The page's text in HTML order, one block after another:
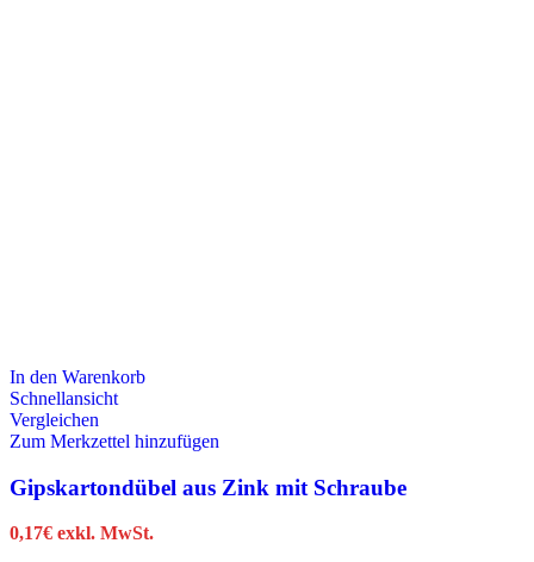
In den Warenkorb
Schnellansicht
Vergleichen
Zum Merkzettel hinzufügen
Gipskartondübel aus Zink mit Schraube
0,17€ exkl. MwSt.